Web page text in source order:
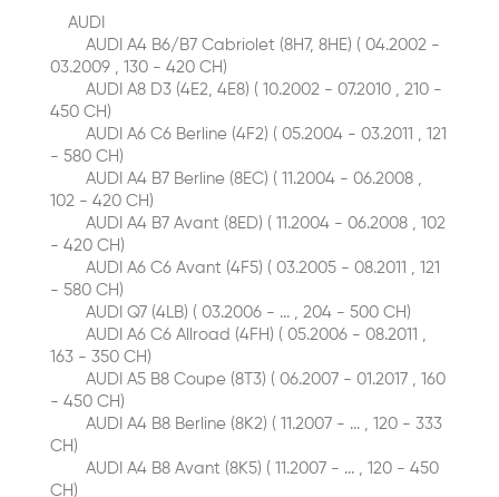
AUDI
AUDI A4 B6/B7 Cabriolet (8H7, 8HE) ( 04.2002 -
03.2009 , 130 - 420 CH)
AUDI A8 D3 (4E2, 4E8) ( 10.2002 - 07.2010 , 210 -
450 CH)
AUDI A6 C6 Berline (4F2) ( 05.2004 - 03.2011 , 121
- 580 CH)
AUDI A4 B7 Berline (8EC) ( 11.2004 - 06.2008 ,
102 - 420 CH)
AUDI A4 B7 Avant (8ED) ( 11.2004 - 06.2008 , 102
- 420 CH)
AUDI A6 C6 Avant (4F5) ( 03.2005 - 08.2011 , 121
- 580 CH)
AUDI Q7 (4LB) ( 03.2006 - ... , 204 - 500 CH)
AUDI A6 C6 Allroad (4FH) ( 05.2006 - 08.2011 ,
163 - 350 CH)
AUDI A5 B8 Coupe (8T3) ( 06.2007 - 01.2017 , 160
- 450 CH)
AUDI A4 B8 Berline (8K2) ( 11.2007 - ... , 120 - 333
CH)
AUDI A4 B8 Avant (8K5) ( 11.2007 - ... , 120 - 450
CH)